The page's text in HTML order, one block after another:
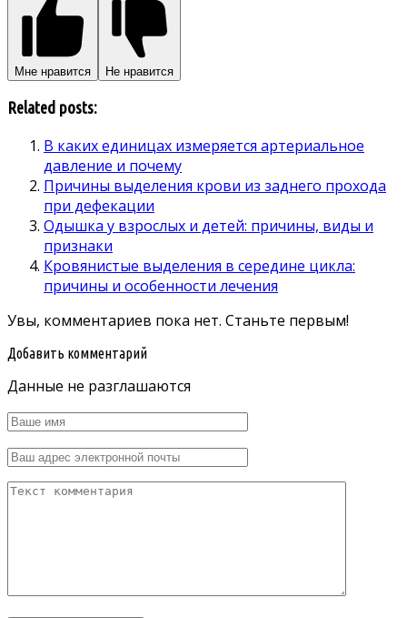
Мне нравится Не нравится
Related posts:
В каких единицах измеряется артериальное
давление и почему
Причины выделения крови из заднего прохода
при дефекации
Одышка у взрослых и детей: причины, виды и
признаки
Кровянистые выделения в середине цикла:
причины и особенности лечения
Увы, комментариев пока нет. Станьте первым!
Добавить комментарий
Данные не разглашаются